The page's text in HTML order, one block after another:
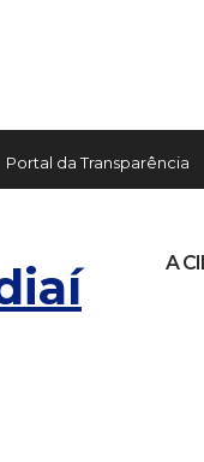
Portal da Transparência
A